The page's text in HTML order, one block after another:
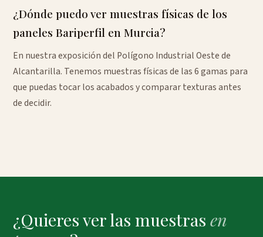
¿Dónde puedo ver muestras físicas de los
paneles Bariperfil en Murcia?
En nuestra exposición del Polígono Industrial Oeste de
Alcantarilla. Tenemos muestras físicas de las 6 gamas para
que puedas tocar los acabados y comparar texturas antes
de decidir.
¿Quieres ver las muestras en